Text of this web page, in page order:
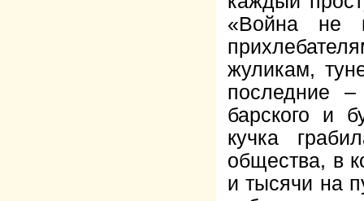
«Война не
жуликам,
последние
барского и
кучка
общества, в
и тысячи на